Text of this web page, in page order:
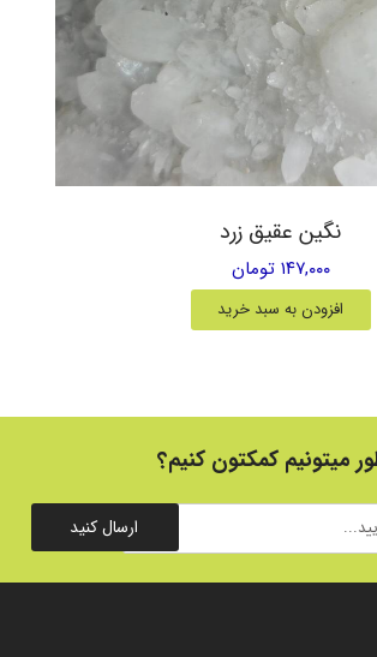
نگین عقیق زرد
۱۴۷,۰۰۰ تومان
افزودن به سبد خرید
میتونیم کمکتون کنیم؟
ارسال کنید